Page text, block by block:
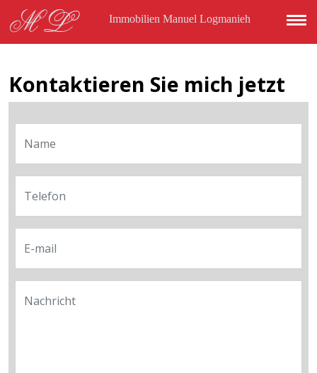
ML Immobilien Manuel Logmanieh
Kontaktieren Sie mich jetzt